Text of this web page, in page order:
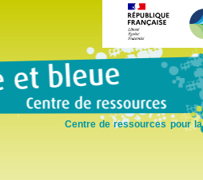
Centre de ressources pour